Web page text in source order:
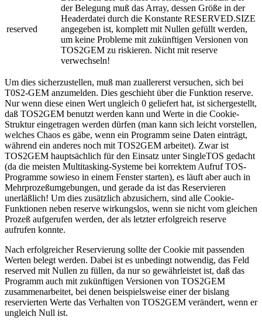
reserved
der Belegung muß das Array, dessen Größe in der
Headerdatei durch die Konstante RESERVED.SIZE
angegeben ist, komplett mit Nullen gefüllt werden,
um keine Probleme mit zukünftigen Versionen von
TOS2GEM zu riskieren. Nicht mit reserve
verwechseln!
Um dies sicherzustellen, muß man zuallererst versuchen, sich bei
T0S2-GEM anzumelden. Dies geschieht über die Funktion reserve.
Nur wenn diese einen Wert ungleich 0 geliefert hat, ist sichergestellt,
daß TOS2GEM benutzt werden kann und Werte in die Cookie-
Struktur eingetragen werden dürfen (man kann sich leicht vorstellen,
welches Chaos es gäbe, wenn ein Programm seine Daten einträgt,
während ein anderes noch mit TOS2GEM arbeitet). Zwar ist
TOS2GEM hauptsächlich für den Einsatz unter SingleTOS gedacht
(da die meisten Multitasking-Systeme bei korrektem Aufruf TOS-
Programme sowieso in einem Fenster starten), es läuft aber auch in
Mehrprozeßumgebungen, und gerade da ist das Reservieren
unerläßlich! Um dies zusätzlich abzusichern, sind alle Cookie-
Funktionen neben reserve wirkungslos, wenn sie nicht vom gleichen
Prozeß aufgerufen werden, der als letzter erfolgreich reserve
aufrufen konnte.
Nach erfolgreicher Reservierung sollte der Cookie mit passenden
Werten belegt werden. Dabei ist es unbedingt notwendig, das Feld
reserved mit Nullen zu füllen, da nur so gewährleistet ist, daß das
Programm auch mit zukünftigen Versionen von TOS2GEM
zusammenarbeitet, bei denen beispielsweise einer der bislang
reservierten Werte das Verhalten von TOS2GEM verändert, wenn er
ungleich Null ist.